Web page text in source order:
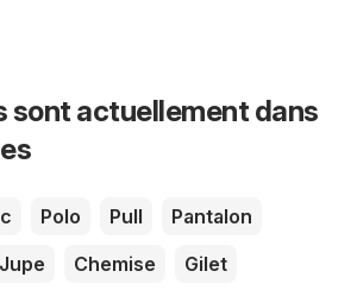
sont actuellement dans
Polo Pull
Pantalon
Jupe Chemise
Gilet